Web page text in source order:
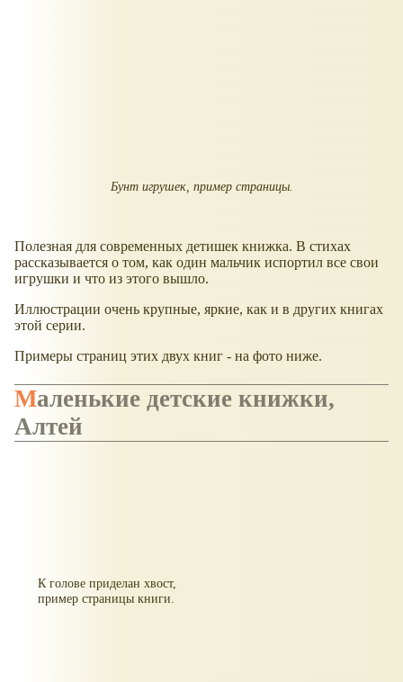
Бунт игрушек, пример страницы.
Полезная для современных детишек книжка. В стихах
рассказывается о том, как один мальчик испортил все свои
игрушки и что из этого вышло.
Иллюстрации очень крупные, яркие, как и в других книгах
этой серии.
Примеры страниц этих двух книг - на фото ниже.
Маленькие детские книжки,
Алтей
К голове приделан хвост,
пример страницы книги.